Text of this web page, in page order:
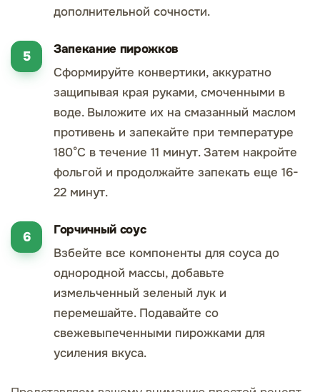
дополнительной сочности.
Запекание пирожков
Сформируйте конвертики, аккуратно
защипывая края руками, смоченными в
воде. Выложите их на смазанный маслом
противень и запекайте при температуре
180°C в течение 11 минут. Затем накройте
фольгой и продолжайте запекать еще 16-
22 минут.
Горчичный соус
Взбейте все компоненты для соуса до
однородной массы, добавьте
измельченный зеленый лук и
перемешайте. Подавайте со
свежевыпеченными пирожками для
усиления вкуса.